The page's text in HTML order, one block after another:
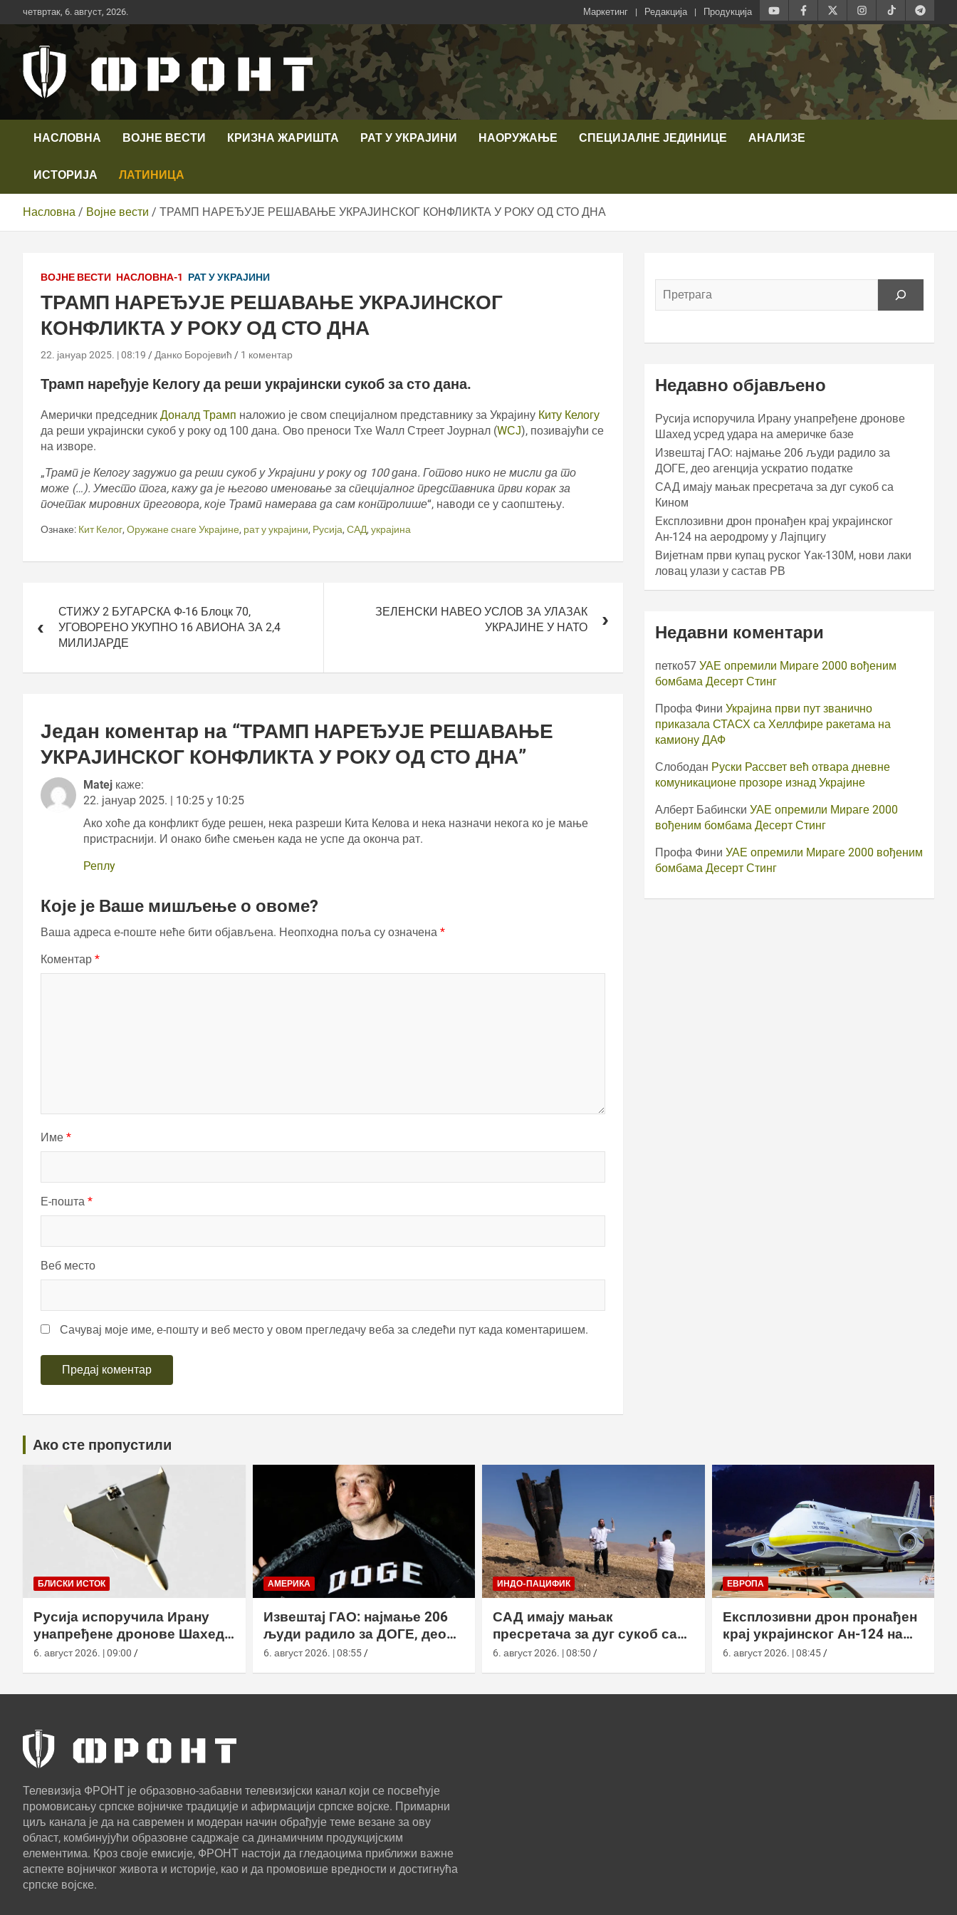
Скип
то
четвртак, 6. август, 2026. Маркетинг Редакција Продукција
Телевизија ФРОНТ
НАСЛОВНА ВОЈНЕ ВЕСТИ КРИЗНА ЖАРИШТА РАТ У УКРАЈИНИ НАОРУЖАЊЕ СПЕЦИЈАЛНЕ ЈЕДИНИЦЕ АНАЛИЗЕ
ИСТОРИЈА ЛАТИНИЦА
Насловна Војне вести ТРАМП НАРЕЂУЈЕ РЕШАВАЊЕ УКРАЈИНСКОГ КОНФЛИКТА У РОКУ ОД СТО ДНА
ВОЈНЕ ВЕСТИ НАСЛОВНА-1 РАТ У УКРАЈИНИ
ТРАМП НАРЕЂУЈЕ РЕШАВАЊЕ УКРАЈИНСКОГ
КОНФЛИКТА У РОКУ ОД СТО ДНА
22. јануар 2025. | 08:19 Данко Боројевић 1 коментар
Трамп наређује Келогу да реши украјински сукоб за сто дана.
Амерички председник Доналд Трамп наложио је свом специјалном представнику за Украјину Киту Келогу
да реши украјински сукоб у року од 100 дана. Ово преноси Тхе Wалл Стреет Јоурнал (WСЈ), позивајући се
на изворе.
„Трамп је Келогу задужио да реши сукоб у Украјини у року од 100 дана. Готово нико не мисли да то
може (…). Уместо тога, кажу да је његово именовање за специјалног представника први корак за
почетак мировних преговора, које Трамп намерава да сам контролише“, наводи се у саопштењу.
Ознаке: Кит Келог, Оружане снаге Украјине, рат у украјини, Русија, САД, украјина
чланкаСТИЖУ 2 БУГАРСКА Ф-16 Блоцк 70,
УГОВОРЕНО УКУПНО 16 АВИОНА ЗА 2,4
МИЛИЈАРДЕ
ЗЕЛЕНСКИ НАВЕО УСЛОВ ЗА УЛАЗАК
УКРАЈИНЕ У НАТО
Један коментар на “ТРАМП НАРЕЂУЈЕ РЕШАВАЊЕ
УКРАЈИНСКОГ КОНФЛИКТА У РОКУ ОД СТО ДНА”
Matej каже:
22. јануар 2025. | 10:25 у 10:25
Ако хоће да конфликт буде решен, нека разреши Кита Келова и нека назначи некога ко је мање
пристраснији. И онако биће смењен када не успе да оконча рат.
Реплy
Које је Ваше мишљење о овоме?
Ваша адреса е-поште неће бити објављена. Неопходна поља су означена *
Коментар *
Име *
Е-пошта *
Веб место
Сачувај моје име, е-пошту и веб место у овом прегледачу веба за следећи пут када коментаришем.
Недавно објављено
Русија испоручила Ирану унапређене дронове
Шахед усред удара на америчке базе
Извештај ГАО: најмање 206 људи радило за
ДОГЕ, део агенција ускратио податке
САД имају мањак пресретача за дуг сукоб са
Кином
Експлозивни дрон пронађен крај украјинског
Ан-124 на аеродрому у Лајпцигу
Вијетнам први купац руског Yак-130М, нови лаки
ловац улази у састав РВ
Недавни коментари
петко57 УАЕ опремили Мираге 2000 вођеним
бомбама Десерт Стинг
Профа Фини Украјина први пут званично
приказала СТАСХ са Хеллфире ракетама на
камиону ДАФ
Слободан Руски Рассвет већ отвара дневне
комуникационе прозоре изнад Украјине
Алберт Бабински УАЕ опремили Мираге 2000
вођеним бомбама Десерт Стинг
Профа Фини УАЕ опремили Мираге 2000 вођеним
бомбама Десерт Стинг
Ако сте пропустили
БЛИСКИ ИСТОК
Русија испоручила Ирану
унапређене дронове Шахед
усред удара на америчке
6. август 2026. | 09:00
АМЕРИКА
Извештај ГАО: најмање 206
људи радило за ДОГЕ, део
агенција ускратио податке
6. август 2026. | 08:55
ИНДО-ПАЦИФИК
САД имају мањак
пресретача за дуг сукоб са
Кином
6. август 2026. | 08:50
ЕВРОПА
Експлозивни дрон пронађен
крај украјинског Ан-124 на
аеродрому у Лајпцигу
6. август 2026. | 08:45
Телевизија ФРОНТ је образовно-забавни телевизијски канал који се посвећује
промовисању српске војничке традиције и афирмацији српске војске. Примарни
циљ канала је да на савремен и модеран начин обрађује теме везане за ову
област, комбинујући образовне садржаје са динамичним продукцијским
елементима. Кроз своје емисије, ФРОНТ настоји да гледаоцима приближи важне
аспекте војничког живота и историје, као и да промовише вредности и достигнућа
српске војске.